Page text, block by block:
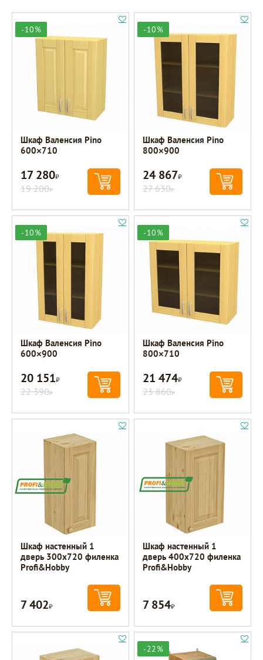
-10%
Шкаф Валенсия Pino
600×710
17 280Р
19 200Р
-10%
Шкаф Валенсия Pino
800×900
24 867Р
27 630Р
-10%
Шкаф Валенсия Pino
600×900
20 151Р
22 390Р
-10%
Шкаф Валенсия Pino
800×710
21 474Р
23 860Р
Шкаф настенный 1
дверь 300х720 филенка
Profi&Hobby
7 402Р
Шкаф настенный 1
дверь 400х720 филенка
Profi&Hobby
7 854Р
-22%